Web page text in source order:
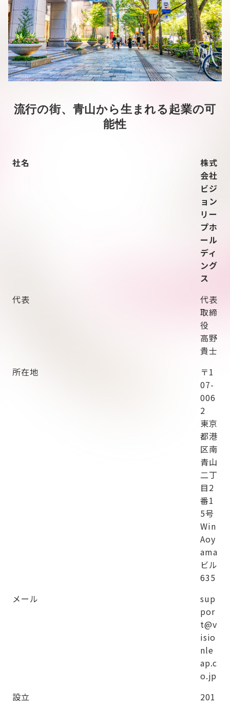
流行の街、青山から生まれる起業の可
能性
社名
株式
会社
ビジ
ョン
リー
プホ
ール
ディ
ング
ス
代表
代表
取締
役
高野
貴士
所在地
〒1
07-
006
2
東京
都港
区南
青山
二丁
目2
番1
5号
Win
Aoy
ama
ビル
635
メール
sup
por
t@v
isio
nle
ap.c
o.jp
設立
201